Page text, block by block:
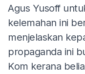
Agus Yusoff
kelemahan ini
menjelaskan
propaganda ini
Kom kerana